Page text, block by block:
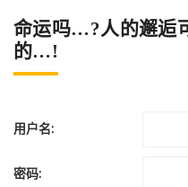
命运吗…?人的邂逅
的…!
用户名:
密码: